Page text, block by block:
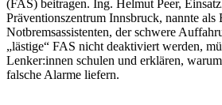
(FAS) beitragen. Ing. Helmut Peer,
Präventionszentrum Innsbruck, nannte als
Notbremsassistenten, der schwere
„lästige“ FAS nicht deaktiviert werden,
Lenker:innen schulen und erklären,
falsche Alarme liefern.